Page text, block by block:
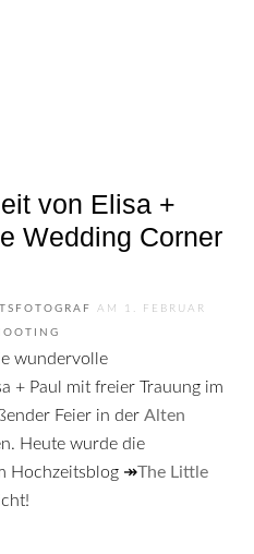
von Elisa +
Wedding Corner
AM 1. FEBRUAR
+ Paul mit freier Trauung im
Feier in der Alten
Heute wurde die
Hochzeitsblog ↠The Little